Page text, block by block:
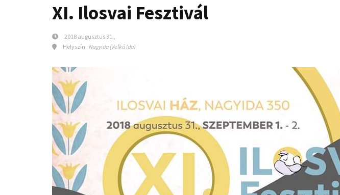
XI. Ilosvai Fesztivál
2018 augusztus 31.,
Helyszín : Nagyida (Veľká Ida)